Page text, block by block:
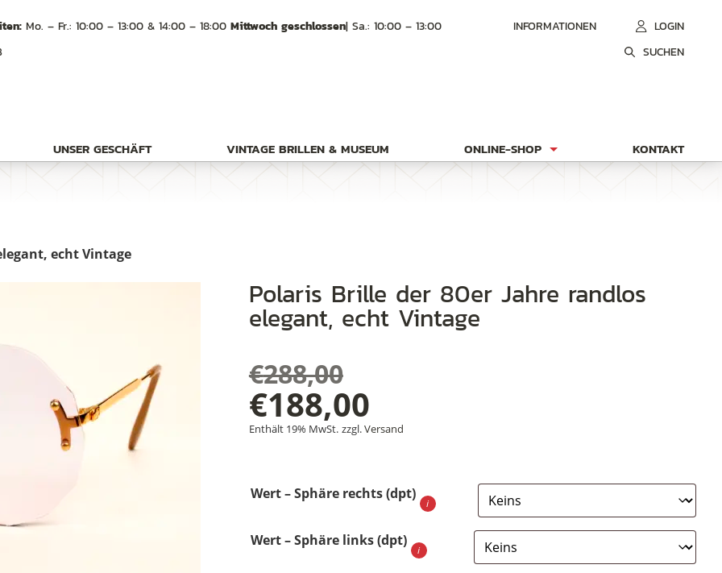
Mo. – Fr.: 10:00 – 13:00 & 14:00 – 18:00 Mittwoch geschlossen| Sa.: 10:00 – 13:00 INFORMATIONEN
LOGIN
SUCHEN
UNSER GESCHÄFT VINTAGE BRILLEN & MUSEUM ONLINE-SHOP KONTAKT
echt Vintage
Polaris Brille der 80er Jahre randlos
elegant, echt Vintage
€288,00
Ursprünglicher
Preis
war:
€188,00
Aktueller
ist:
€188,00.
Enthält 19% MwSt. zzgl.Versand
Wert – Sphäre rechts (dpt)
Wert – Sphäre links (dpt)